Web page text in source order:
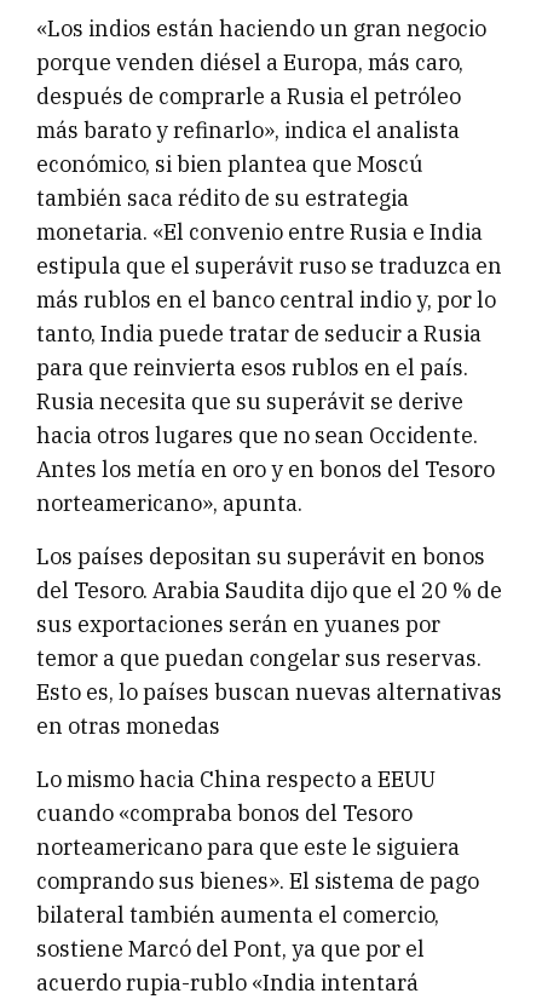
«Los indios están haciendo un gran negocio
porque venden diésel a Europa, más caro,
después de comprarle a Rusia el petróleo
más barato y refinarlo», indica el analista
económico, si bien plantea que Moscú
también saca rédito de su estrategia
monetaria. «El convenio entre Rusia e India
estipula que el superávit ruso se traduzca en
más rublos en el banco central indio y, por lo
tanto, India puede tratar de seducir a Rusia
para que reinvierta esos rublos en el país.
Rusia necesita que su superávit se derive
hacia otros lugares que no sean Occidente.
Antes los metía en oro y en bonos del Tesoro
norteamericano», apunta.
Los países depositan su superávit en bonos
del Tesoro. Arabia Saudita dijo que el 20 % de
sus exportaciones serán en yuanes por
temor a que puedan congelar sus reservas.
Esto es, lo países buscan nuevas alternativas
en otras monedas
Lo mismo hacia China respecto a EEUU
cuando «compraba bonos del Tesoro
norteamericano para que este le siguiera
comprando sus bienes». El sistema de pago
bilateral también aumenta el comercio,
sostiene Marcó del Pont, ya que por el
acuerdo rupia-rublo «India intentará